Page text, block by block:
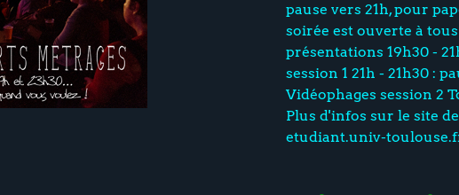
pause vers 21h, pour
soirée est ouverte à tous
présentations 19h30 -
session 1 21h - 21h30 :
Vidéophages session 2
Plus d'infos sur le site
etudiant.univ-